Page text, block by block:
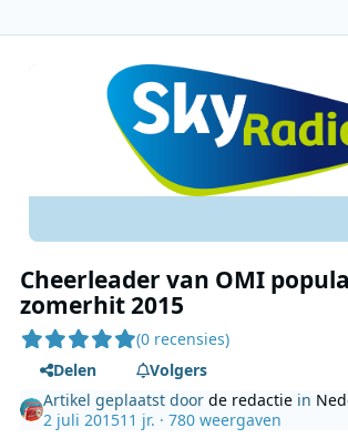
Cheerleader van OMI
zomerhit 2015
(0 recensies)
Delen
Volgers
Artikel geplaatst doorde redactie in
2 juli 201511 jr. · 780 weergaven